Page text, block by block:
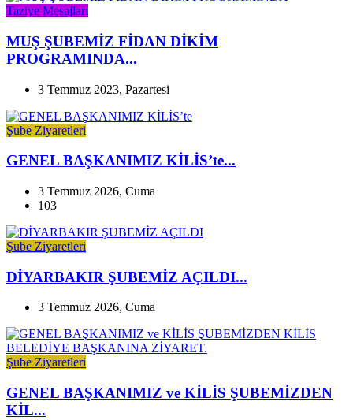
Taziye Mesajları
MUŞ ŞUBEMİZ FİDAN DİKİM
PROGRAMINDA...
3 Temmuz 2023, Pazartesi
Şube Ziyaretleri
GENEL BAŞKANIMIZ KİLİS’te...
3 Temmuz 2026, Cuma
103
Şube Ziyaretleri
DİYARBAKIR ŞUBEMİZ AÇILDI...
3 Temmuz 2026, Cuma
Şube Ziyaretleri
GENEL BAŞKANIMIZ ve KİLİS ŞUBEMİZDEN
KİL...